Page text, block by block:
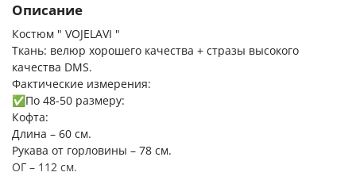
Описание
Костюм " VOJELAVI "
Ткань: велюр хорошего качества + стразы высокого
качества DMS.
Фактические измерения:
✅По 48-50 размеру:
Кофта:
Длина – 60 см.
Рукава от горловины – 78 см.
ОГ – 112 см.